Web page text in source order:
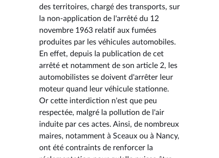
des territoires, chargé des transports, sur
la non-application de l'arrêté du 12
novembre 1963 relatif aux fumées
produites par les véhicules automobiles.
En effet, depuis la publication de cet
arrêté et notamment de son article 2, les
automobilistes se doivent d'arrêter leur
moteur quand leur véhicule stationne.
Or cette interdiction n'est que peu
respectée, malgré la pollution de l'air
induite par ces actes. Ainsi, de nombreux
maires, notamment à Sceaux ou à Nancy,
ont été contraints de renforcer la